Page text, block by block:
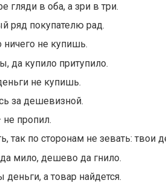
гляди в оба, а зри в три.
ряд покупателю рад.
ничего не купишь.
да купило притупило.
не купишь.
за дешевизной.
пропил.
так по сторонам не зевать: твои
мило, дешево да гнило.
а товар найдется.